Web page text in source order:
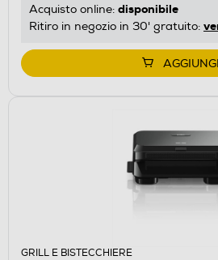
Acquisto online: disponibile
Ritiro in negozio in 30' gratuito:
AGGIUNGI
GRILL E BISTECCHIERE